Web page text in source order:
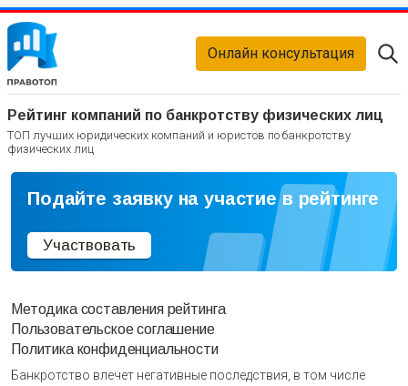
Рейтинг компаний по банкротству физических лиц
ТОП лучших юридических компаний и юристов по банкротству
физических лиц
Онлайн консультация
Подайте заявку на участие в рейтинге
Участвовать
Методика составления рейтинга
Пользовательское соглашение
Политика конфиденциальности
Банкротство влечет негативные последствия, в том числе